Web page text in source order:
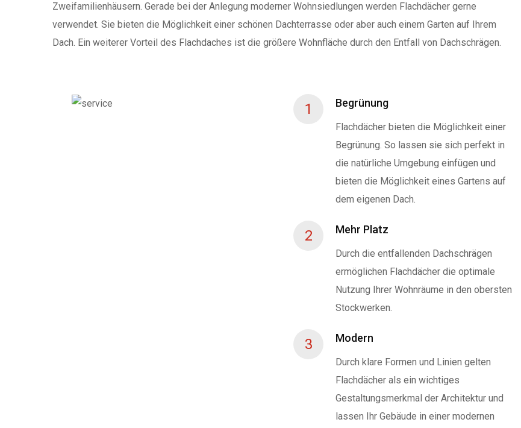
Zweifamilienhäusern. Gerade bei der Anlegung moderner Wohnsiedlungen werden Flachdächer gerne
verwendet. Sie bieten die Möglichkeit einer schönen Dachterrasse oder aber auch einem Garten auf Ihrem
Dach. Ein weiterer Vorteil des Flachdaches ist die größere Wohnfläche durch den Entfall von Dachschrägen.
1 Begrünung
Flachdächer bieten die Möglichkeit einer
Begrünung. So lassen sie sich perfekt in
die natürliche Umgebung einfügen und
bieten die Möglichkeit eines Gartens auf
dem eigenen Dach.
2 Mehr Platz
Durch die entfallenden Dachschrägen
ermöglichen Flachdächer die optimale
Nutzung Ihrer Wohnräume in den obersten
Stockwerken.
3 Modern
Durch klare Formen und Linien gelten
Flachdächer als ein wichtiges
Gestaltungsmerkmal der Architektur und
lassen Ihr Gebäude in einer modernen